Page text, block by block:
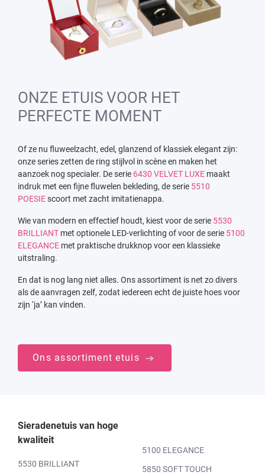
ONZE ETUIS VOOR HET
PERFECTE MOMENT
Of ze nu fluweelzacht, edel, glanzend of klassiek elegant zijn:
onze series zetten de ring stijlvol in scène en maken het
aanzoek nog specialer. De serie 6430 VELVET LUXE maakt
indruk met een fijne fluwelen bekleding, de serie 5510
POESIEscoort met zacht imitatienappa.
Wie van modern en effectief houdt, kiest voor de serie 5530
BRILLIANT met optionele LED-verlichting of voor de serie 5100
ELEGANCE met praktische drukknop voor een klassieke
uitstraling.
En dat is nog lang niet alles. Ons assortiment is net zo divers
als de aanvragen zelf, zodat iedereen echt de juiste hoes voor
zijn ‘ja’ kan vinden.
Ons assortiment etuis
Sieradenetuis van hoge
kwaliteit
5530 BRILLIANT
5100 ELEGANCE
5850 SOFT TOUCH